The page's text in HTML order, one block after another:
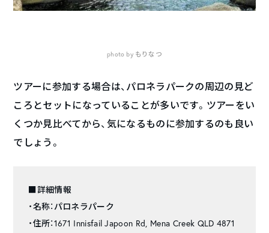
photo by もりなつ
ツアーに参加する場合は、パロネラパークの周辺の見ど
ころとセットになっていることが多いです。ツアーをい
くつか見比べてから、気になるものに参加するのも良い
でしょう。
■詳細情報
・名称：パロネラパーク
・住所：1671 Innisfail Japoon Rd, Mena Creek QLD 4871